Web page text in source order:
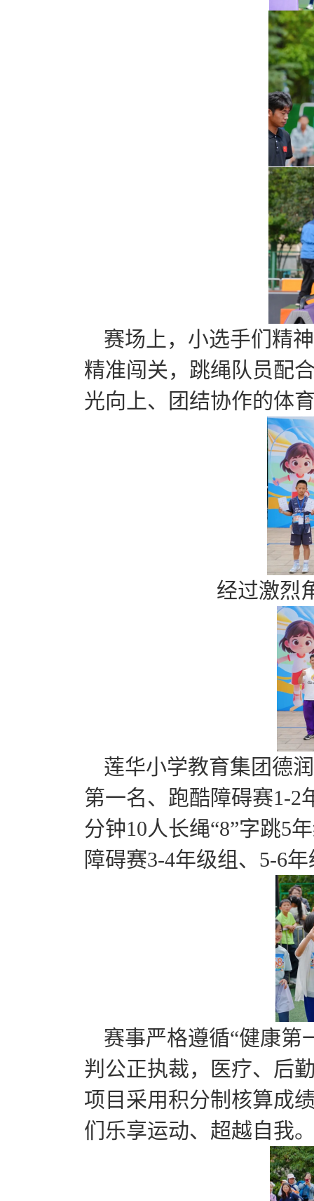
赛场上，小选手们精
精准闯关，跳绳队员配
光向上、团结协作的体
经过激烈
莲华小学教育集团德
第一名、跑酷障碍赛1-2
分钟10人长绳“8”字跳5
障碍赛3-4年级组、5-6
赛事严格遵循“健康第
判公正执裁，医疗、后
项目采用积分制核算成
们乐享运动、超越自我